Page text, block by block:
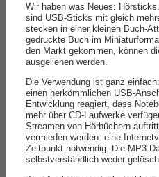
Wir haben was Neues:
sind USB-Sticks mit gleich
stecken in einer kleinen Buch-
gedruckte Buch im
den Markt gekommen, können
ausgeliehen werden.
Die Verwendung ist ganz
einen herkömmlichen USB-
Entwicklung reagiert, dass
mehr über CD-Laufwerke
Streamen von Hörbüchern
vermieden werden: eine
Zeitpunkt notwendig. Die MP3-
selbstverständlich weder